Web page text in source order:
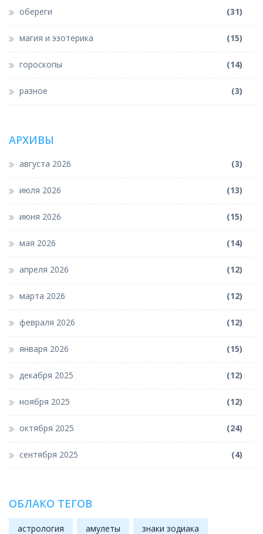
обереги (31)
магия и эзотерика (15)
гороскопы (14)
разное (3)
АРХИВЫ
августа 2026 (3)
июля 2026 (13)
июня 2026 (15)
мая 2026 (14)
апреля 2026 (12)
марта 2026 (12)
февраля 2026 (12)
января 2026 (15)
декабря 2025 (12)
ноября 2025 (12)
октября 2025 (24)
сентября 2025 (4)
ОБЛАКО ТЕГОВ
астрология амулеты знаки зодиака